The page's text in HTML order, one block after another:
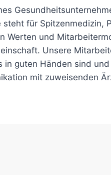
steht für Spitzenmedizin,
Werten und
Unsere
in guten Händen sind
mit zuweisenden